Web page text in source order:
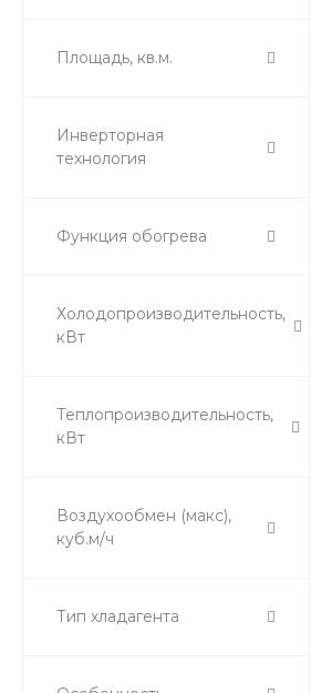
Площадь, кв.м.
Инверторная
технология
Функция обогрева
Холодопроизводительность,
кВт
Теплопроизводительность,
кВт
Воздухообмен (макс),
куб.м/ч
Тип хладагента